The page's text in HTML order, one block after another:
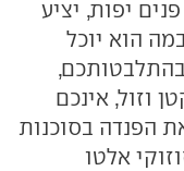
יפות, יציע
הוא יוכל
וזול, אינכם
הפנדה בסוכנות
אלטו